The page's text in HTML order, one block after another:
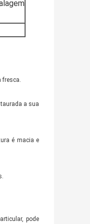
fresca.
a sua
é macia e
pode